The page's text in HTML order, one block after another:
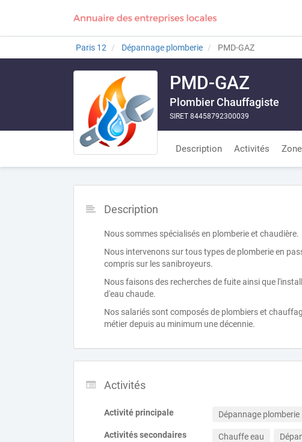
Paris 12 Dépannage plomberie PMD-GAZ
PMD-GAZ
Plombier Chauffagiste
SIRET 84458792300039
Description Activités
Description
Nous sommes spécialisés en plomberie et chaudière.
Nous intervenons sur tous types de plomberie en
compris sur les sanibroyeurs.
Nous faisons des recherches de fuite ainsi que
d'eau chaude.
Nos salariés sont composés de plombiers et
métier depuis au minimum une décennie.
Activités
Activité principale Dépannage plomberie
Activités secondaires Chauffe eau